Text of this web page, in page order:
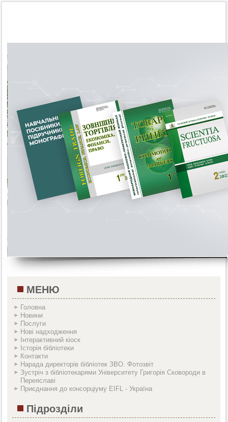
МЕНЮ
Головна
Новини
Послуги
Нові надходження
Інтерактивний кіоск
Історія бібліотеки
Контакти
Нарада директорів бібліотек ЗВО. Фотозвіт
Зустріч з бібліотекарями Університету Григорія Сковороди в
Переяславі
Приєднання до консорціуму EIFL - Україна
Підрозділи